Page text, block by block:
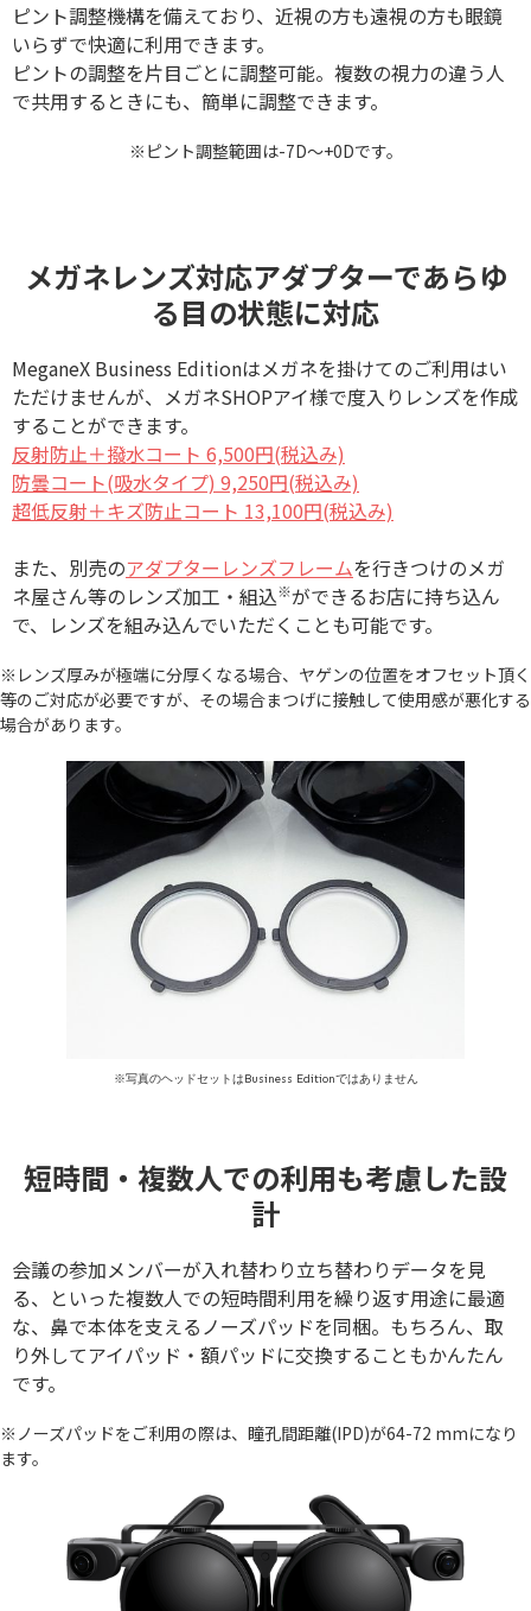
ピント調整機構を備えており、近視の方も遠視の方も眼鏡
いらずで快適に利用できます。
ピントの調整を片目ごとに調整可能。複数の視力の違う人
で共用するときにも、簡単に調整できます。
※ピント調整範囲は-7D～+0Dです。
メガネレンズ対応アダプターであらゆ
る目の状態に対応
MeganeX Business Editionはメガネを掛けてのご利用はい
ただけませんが、メガネSHOPアイ様で度入りレンズを作成
することができます。
反射防止＋撥水コート 6,500円(税込み)
防曇コート(吸水タイプ) 9,250円(税込み)
超低反射＋キズ防止コート 13,100円(税込み)
また、別売のアダプターレンズフレームを行きつけのメガ
ネ屋さん等のレンズ加工・組込※ができるお店に持ち込ん
で、レンズを組み込んでいただくことも可能です。
※レンズ厚みが極端に分厚くなる場合、ヤゲンの位置をオフセット頂く
等のご対応が必要ですが、その場合まつげに接触して使用感が悪化する
場合があります。
※写真のヘッドセットはBusiness Editionではありません
短時間・複数人での利用も考慮した設
計
会議の参加メンバーが入れ替わり立ち替わりデータを見
る、といった複数人での短時間利用を繰り返す用途に最適
な、鼻で本体を支えるノーズパッドを同梱。もちろん、取
り外してアイパッド・額パッドに交換することもかんたん
です。
※ノーズパッドをご利用の際は、瞳孔間距離(IPD)が64-72 mmになり
ます。